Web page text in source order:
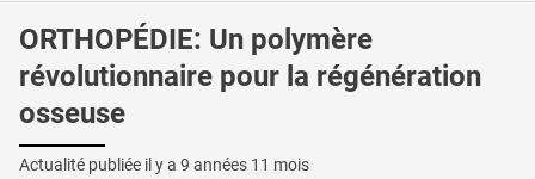
ORTHOPÉDIE: Un polymère
révolutionnaire pour la régénération
osseuse
Actualité publiée il y a 9 années 11 mois